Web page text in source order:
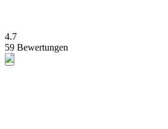
4.7
59 Bewertungen